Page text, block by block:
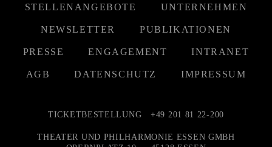
STELLENANGEBOTE UNTERNEHMEN
NEWSLETTER PUBLIKATIONEN
PRESSE ENGAGEMENT INTRANET
AGB DATENSCHUTZ IMPRESSUM
TICKETBESTELLUNG +49 201 81 22-200
THEATER UND PHILHARMONIE ESSEN GMBH